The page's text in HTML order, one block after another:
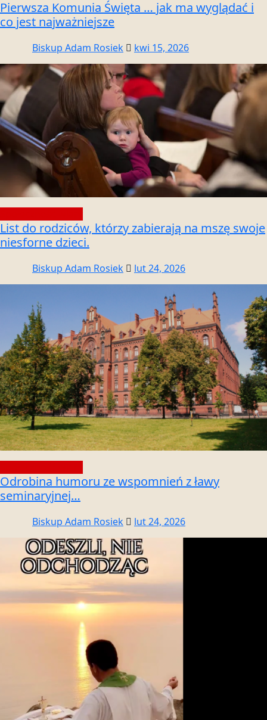
Pierwsza Komunia Święta … jak ma wyglądać i
co jest najważniejsze
Biskup Adam Rosiek kwi 15, 2026
List do rodziców, którzy zabierają na mszę swoje
niesforne dzieci.
Biskup Adam Rosiek lut 24, 2026
Odrobina humoru ze wspomnień z ławy
seminaryjnej…
Biskup Adam Rosiek lut 24, 2026